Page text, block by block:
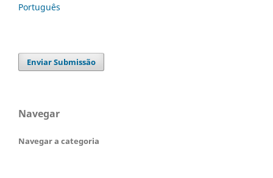
Português
Enviar Submissão
Navegar
Navegar a categoria